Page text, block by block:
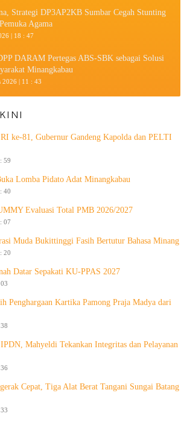
Strategi DP3AP2KB Sumbar Cegah Stunting
Agama
| 18 : 47
DARAM Pertegas ABS-SBK sebagai Solusi
Minangkabau
2026 | 11 : 43
ke-81, Gubernur Gandeng Kapolda dan PELTI
59
Lomba Pidato Adat Minangkabau
40
Evaluasi Total PMB 2026/2027
07
Muda Bukittinggi Fasih Bertutur Bahasa Minang
20
Datar Sepakati KU-PPAS 2027
Penghargaan Kartika Pamong Praja Madya dari
Mahyeldi Tekankan Integritas dan Pelayanan
Cepat, Tiga Alat Berat Tangani Sungai Batang